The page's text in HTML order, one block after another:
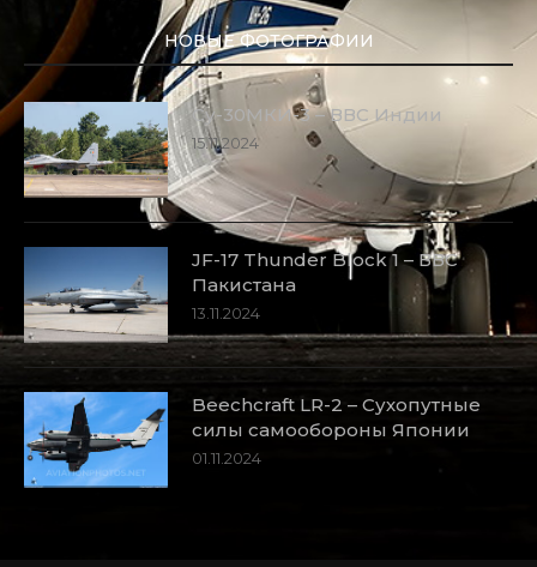
НОВЫЕ ФОТОГРАФИИ
Су-30МКИ-3 – ВВС Индии
15.11.2024
JF-17 Thunder Block 1 – ВВС
Пакистана
13.11.2024
Beechcraft LR-2 – Сухопутные
силы самообороны Японии
01.11.2024